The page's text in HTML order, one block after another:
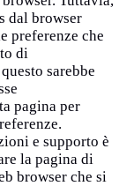
dal browser
preferenze che
di
sarebbe
pagina per
e supporto è
la pagina di
browser che si